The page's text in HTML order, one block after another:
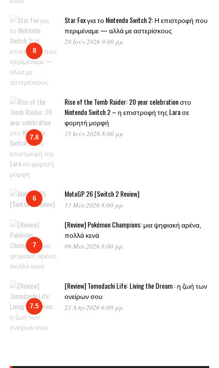
8
Star Fox για το Nintendo Switch 2: Η επιστροφή που
περιμέναμε — αλλά με αστερίσκους
29 Ιούν 2026 9:00 μμ
7.8
Rise of the Tomb Raider: 20 year celebration στο
Nintendo Switch 2 – η επιστροφή της Lara σε
φορητή μορφή
15 Ιούν 2026 8:00 μμ
6 MotoGP 26 [Switch 2 Review]
13 Μάι 2026 8:00 μμ
7
[Review] Pokémon Champions: μια ψηφιακή αρένα,
πολλά κενά
09 Μάι 2026 8:00 μμ
7.5
[Review] Tomodachi Life: Living the Dream : η ζωή των
ονείρων σου
21 Απρ 2026 6:00 μμ